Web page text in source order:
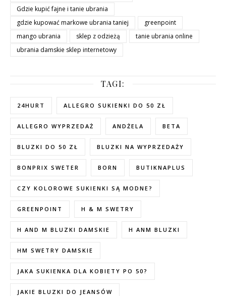
Gdzie kupić fajne i tanie ubrania
gdzie kupować markowe ubrania taniej
greenpoint
mango ubrania
sklep z odzieżą
tanie ubrania online
ubrania damskie sklep internetowy
TAGI:
24HURT ALLEGRO SUKIENKI DO 50 ZŁ
ALLEGRO WYPRZEDAŻ ANDŻELA BETA
BLUZKI DO 50 ZŁ BLUZKI NA WYPRZEDAŻY
BONPRIX SWETER BORN BUTIKNAPLUS
CZY KOLOROWE SUKIENKI SĄ MODNE?
GREENPOINT H & M SWETRY
H AND M BLUZKI DAMSKIE H ANM BLUZKI
HM SWETRY DAMSKIE
JAKA SUKIENKA DLA KOBIETY PO 50?
JAKIE BLUZKI DO JEANSÓW